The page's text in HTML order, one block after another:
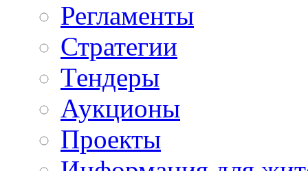
Регламенты
Стратегии
Тендеры
Аукционы
Проекты